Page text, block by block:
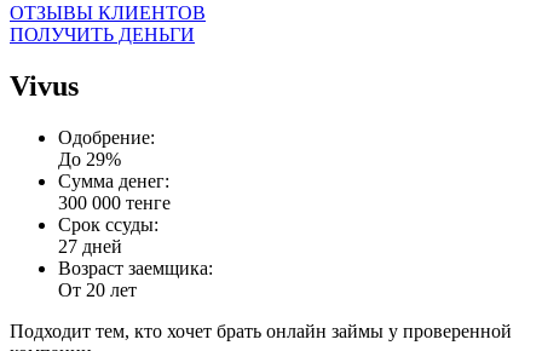
ОТЗЫВЫ КЛИЕНТОВ
ПОЛУЧИТЬ ДЕНЬГИ
Vivus
Одобрение:
До 29%
Сумма денег:
300 000 тенге
Срок ссуды:
27 дней
Возраст заемщика:
От 20 лет
Подходит тем, кто хочет брать онлайн займы у проверенной